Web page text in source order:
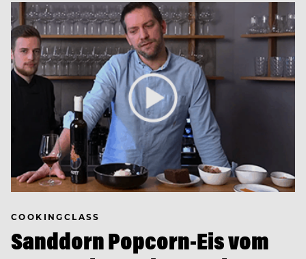
COOKINGCLASS
Sanddorn Popcorn-Eis vom